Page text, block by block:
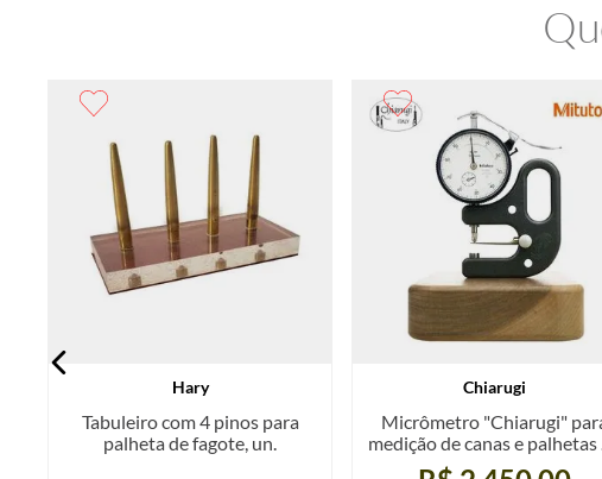
Hary
Tabuleiro com 4 pinos para
palheta de fagote, un.
Chiarugi
Micrômetro "Chiarugi"
medição de canas e palhetas